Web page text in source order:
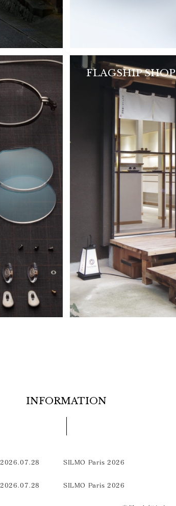
FLAGSHIP SHOP
INFORMATION
2026.07.28 SILMO Paris 2026
2026.07.28 SILMO Paris 2026